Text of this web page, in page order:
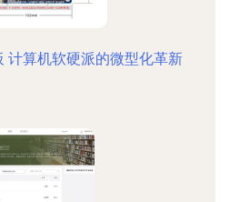
计算机软硬派的微型化革新